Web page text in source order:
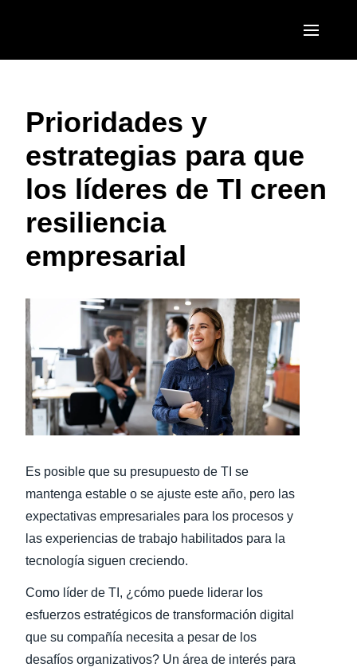
Canada (Français)
Brasil (Português)
EUROPE
United Kingdom (English)
France (Français)
Deutschland (Deutsch)
Italia (Italiano)
Sweden (English)
Denmark (English)
Finland (English)
Belgium (English)
Norway (English)
ASIA PACIFIC
Singapore (English)
Prioridades y
estrategias para que
los líderes de TI creen
resiliencia
empresarial
Es posible que su presupuesto de TI se
mantenga estable o se ajuste este año, pero las
expectativas empresariales para los procesos y
las experiencias de trabajo habilitados para la
tecnología siguen creciendo.
Como líder de TI, ¿cómo puede liderar los
esfuerzos estratégicos de transformación digital
que su compañía necesita a pesar de los
desafíos organizativos? Un área de interés para